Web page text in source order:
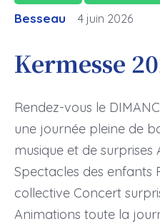
Besseau
4 juin 2026
Kermesse
Rendez-vous le
une journée pleine de
musique et de
Spectacles des enfants
collective Concert
Animations toute la